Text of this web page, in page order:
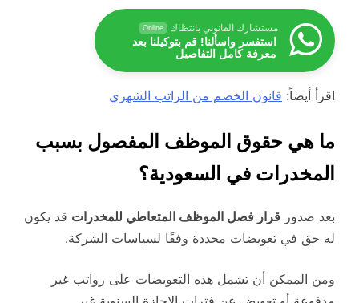
مستشارك القانوني بانتظاك Online
استفسر واسألنا! قم بتوكيلنا بعد
معرفة كامل التفاصيل
اقرأ أيضاً: قانون الخصم من الراتب الشهري
ما هي حقوق الموظف المفصول بسبب
المخدرات في السعودية؟
بعد صدور قرار فصل الموظف المتعاطي للمخدرات قد يكون
له حق في تعويضات محددة وفقًا لسياسات الشركة.
ومن الممكن أن تشمل هذه التعويضات على رواتب غير